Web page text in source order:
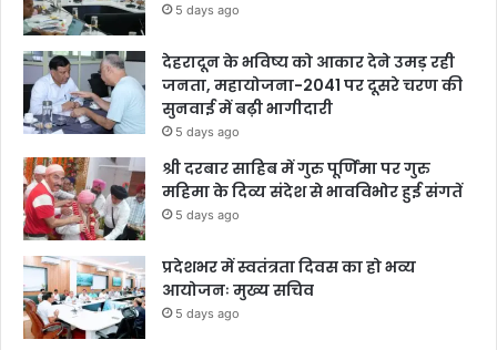
5 days ago
देहरादून के भविष्य को आकार देने उमड़ रही
जनता, महायोजना-2041 पर दूसरे चरण की
सुनवाई में बढ़ी भागीदारी
5 days ago
श्री दरबार साहिब में गुरु पूर्णिमा पर गुरु
महिमा के दिव्य संदेश से भावविभोर हुई संगतें
5 days ago
प्रदेशभर में स्वतंत्रता दिवस का हो भव्य
आयोजनः मुख्य सचिव
5 days ago